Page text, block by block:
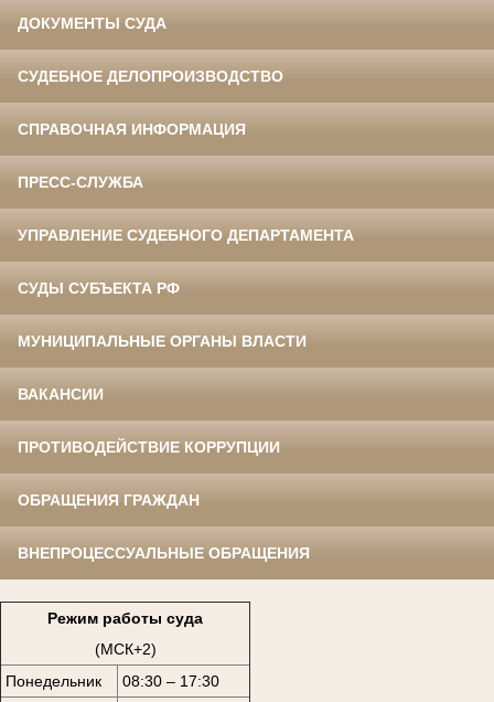
ДОКУМЕНТЫ СУДА
СУДЕБНОЕ ДЕЛОПРОИЗВОДСТВО
СПРАВОЧНАЯ ИНФОРМАЦИЯ
ПРЕСС-СЛУЖБА
УПРАВЛЕНИЕ СУДЕБНОГО ДЕПАРТАМЕНТА
СУДЫ СУБЪЕКТА РФ
МУНИЦИПАЛЬНЫЕ ОРГАНЫ ВЛАСТИ
ВАКАНСИИ
ПРОТИВОДЕЙСТВИЕ КОРРУПЦИИ
ОБРАЩЕНИЯ ГРАЖДАН
ВНЕПРОЦЕССУАЛЬНЫЕ ОБРАЩЕНИЯ
Режим работы суда
(МСК+2)
Понедельник
08:30 – 17:30